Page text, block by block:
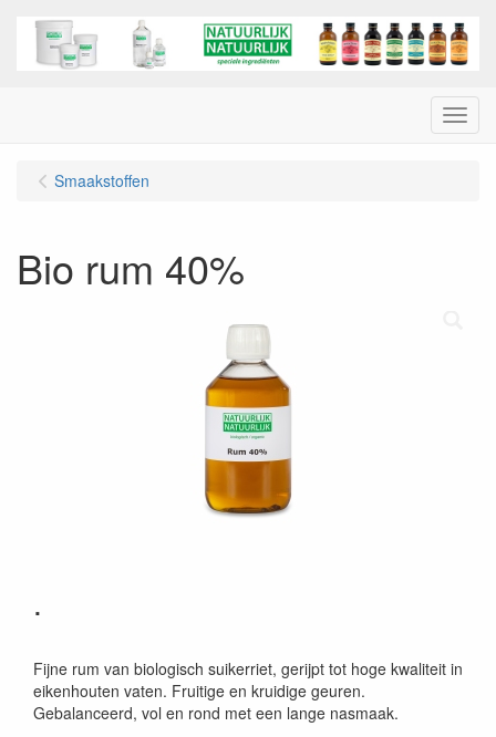
Menu
Smaakstoffen
Bio rum 40%
.
Fijne rum van biologisch suikerriet, gerijpt tot hoge kwaliteit in
eikenhouten vaten. Fruitige en kruidige geuren.
Gebalanceerd, vol en rond met een lange nasmaak.